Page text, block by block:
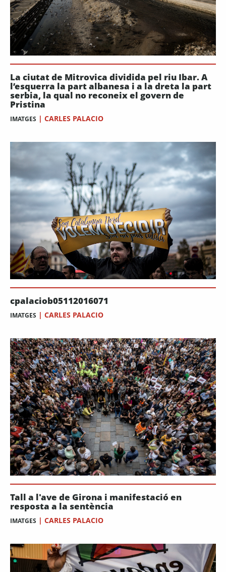
La ciutat de Mitrovica dividida pel riu Ibar. A
l’esquerra la part albanesa i a la dreta la part
serbia, la qual no reconeix el govern de
Pristina
IMATGES | CARLES PALACIO
cpalaciob05112016071
IMATGES | CARLES PALACIO
Tall a l'ave de Girona i manifestació en
resposta a la sentència
IMATGES | CARLES PALACIO